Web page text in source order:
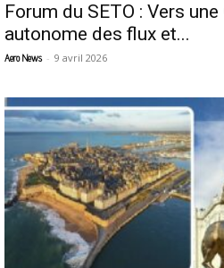
Forum du SETO : Vers
autonome des flux et...
Aero News - 9 avril 2026